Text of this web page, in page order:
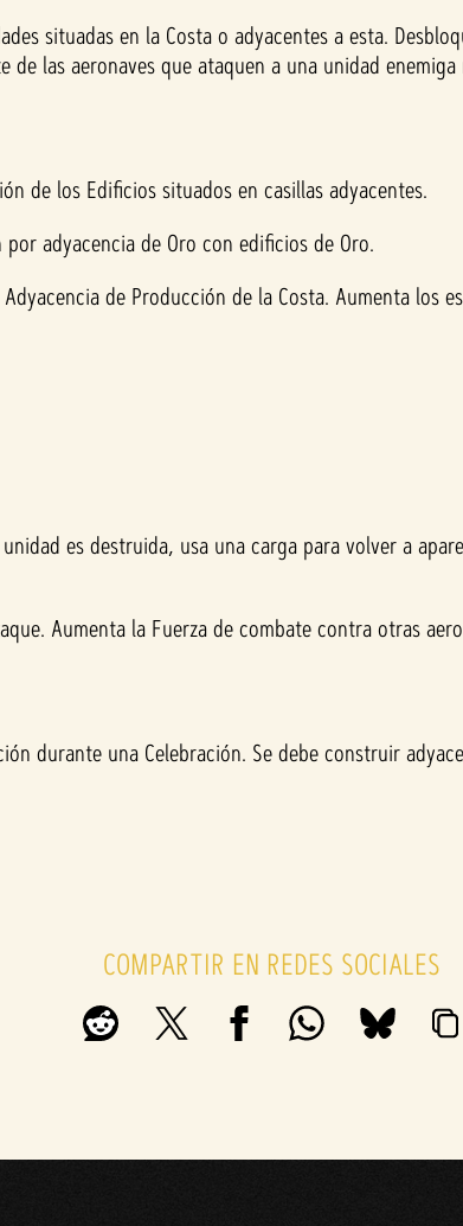
situadas en la Costa o adyacentes a esta.
de las aeronaves que ataquen a una unidad
de los Edificios situados en casillas adyacentes.
adyacencia de Oro con edificios de Oro.
de Producción de la Costa. Aumenta los
es destruida, usa una carga para volver a
Aumenta la Fuerza de combate contra otras
durante una Celebración. Se debe construir
COMPARTIR EN REDES SOCIALES